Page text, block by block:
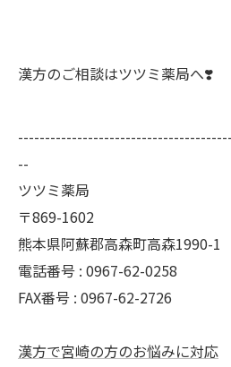
漢方のご相談はツツミ薬局へ❣️
--
ツツミ薬局
〒869-1602
熊本県阿蘇郡高森町高森1990-1
電話番号 : 0967-62-0258
FAX番号 : 0967-62-2726
漢方で宮崎の方のお悩みに対応